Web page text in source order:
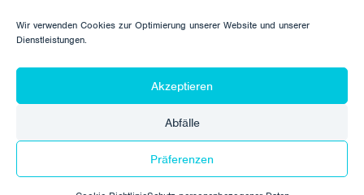
Wir verwenden Cookies zur Optimierung unserer Website und unserer
Dienstleistungen.
Akzeptieren
Abfälle
Präferenzen
© 2026 Corrotech